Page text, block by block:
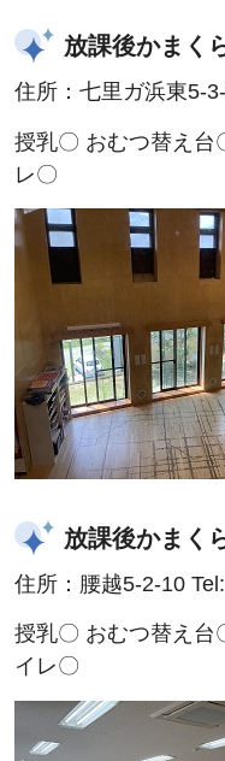
放課後かまく
住所：七里ガ浜東5-
授乳〇 おむつ替え台
レ〇
放課後かまく
住所：腰越5-2-10
授乳〇 おむつ替え台
イレ〇